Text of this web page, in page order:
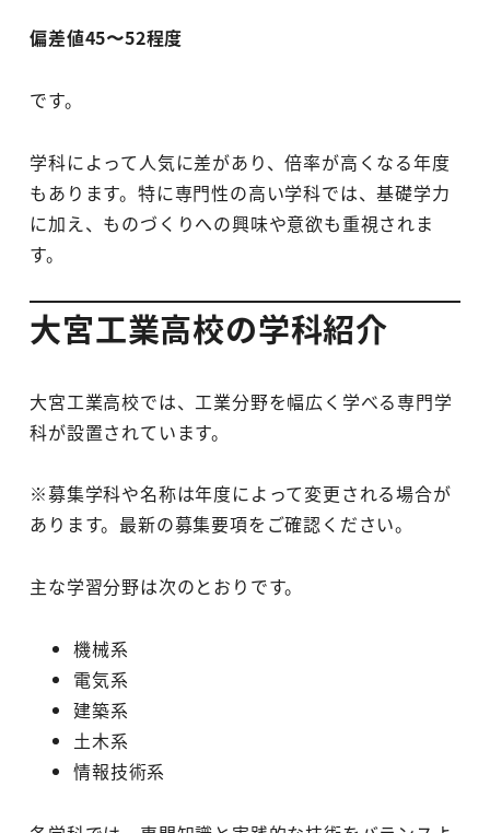
偏差値45〜52程度
です。
学科によって人気に差があり、倍率が高くなる年度
もあります。特に専門性の高い学科では、基礎学力
に加え、ものづくりへの興味や意欲も重視されま
す。
大宮工業高校の学科紹介
大宮工業高校では、工業分野を幅広く学べる専門学
科が設置されています。
※募集学科や名称は年度によって変更される場合が
あります。最新の募集要項をご確認ください。
主な学習分野は次のとおりです。
機械系
電気系
建築系
土木系
情報技術系